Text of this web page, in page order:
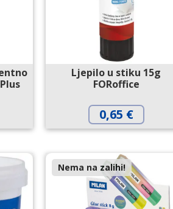
Ljepilo u stiku 15g
FORoffice
0,65 €
Nema na zalihi!